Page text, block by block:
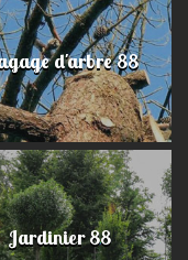
d'arbre 88
Jardinier 88